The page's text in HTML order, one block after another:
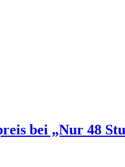
bei „Nur 48